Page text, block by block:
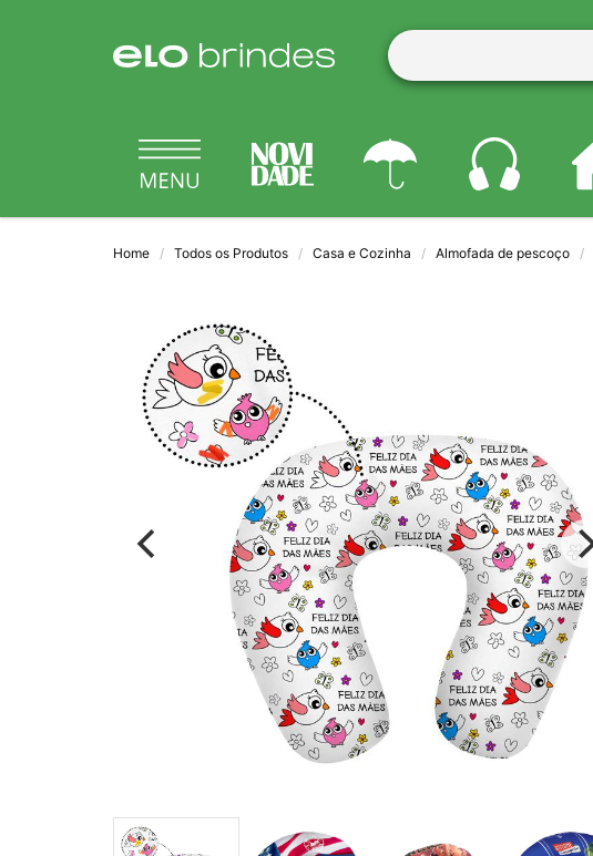
Home Todos os Produtos Casa e Cozinha Almofada de pescoço